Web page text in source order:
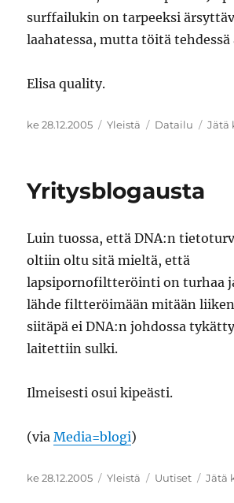
surffailukin on tarpeeksi
laahatessa, mutta töitä tehdessä
Elisa quality.
Julkaistu
ke 28.12.2005 Kategoriat
Yleistä Avainsanat
Datailu Jätä
Yritysblogausta
Luin tuossa, että DNA:n
oltiin oltu sitä mieltä, että
lapsipornofiltteröinti on turhaa
lähde filtteröimään mitään
siitäpä ei DNA:n johdossa
laitettiin sulki.
Ilmeisesti osui kipeästi.
(viaMedia=blogi)
Julkaistu
ke 28.12.2005 Kategoriat
Yleistä Avainsanat
Uutiset Jätä